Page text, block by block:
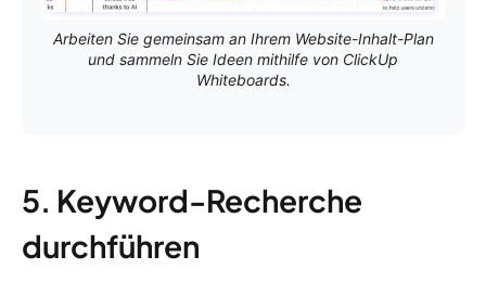
Arbeiten Sie gemeinsam an Ihrem Website-Inhalt-Plan
und sammeln Sie Ideen mithilfe von ClickUp
Whiteboards.
5. Keyword-Recherche
durchführen